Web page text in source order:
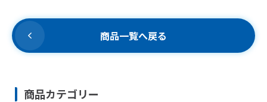
商品一覧へ戻る
商品カテゴリー